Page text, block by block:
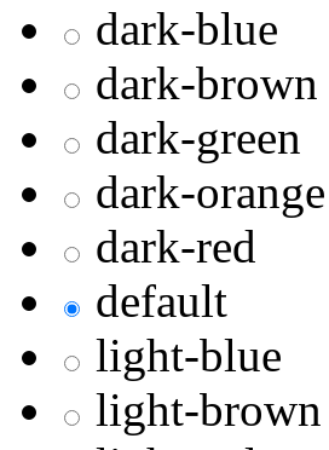
dark-blue
dark-brown
dark-green
dark-orange
dark-red
default
light-blue
light-brown